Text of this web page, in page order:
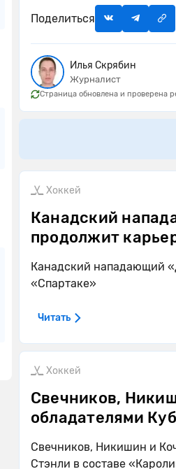
Поделиться
Илья Скрябин
Журналист
Страница обновлена и проверена
Хоккей
Канадский
продолжит
Канадский нападающий
«Спартаке»
Читать
Хоккей
Свечников,
обладателями
Свечников, Никишин и
Стэнли в составе